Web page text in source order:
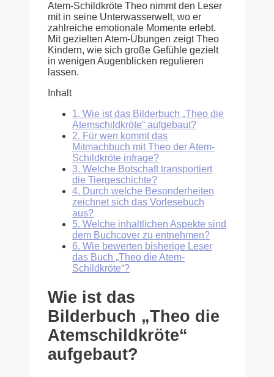
Atem-Schildkröte Theo nimmt den Leser
mit in seine Unterwasserwelt, wo er
zahlreiche emotionale Momente erlebt.
Mit gezielten Atem-Übungen zeigt Theo
Kindern, wie sich große Gefühle gezielt
in wenigen Augenblicken regulieren
lassen.
Inhalt
1. Wie ist das Bilderbuch „Theo die
Atemschildkröte“ aufgebaut?
2. Für wen kommt das
Mitmachbuch mit Theo der Atem-
Schildkröte infrage?
3. Welche Botschaft transportiert
die Tiergeschichte?
4. Durch welche Besonderheiten
zeichnet sich das Vorlesebuch
aus?
5. Welche inhaltlichen Aspekte sind
dem Buchcover zu entnehmen?
6. Wie bewerten bisherige Leser
das Buch „Theo die Atem-
Schildkröte“?
Wie ist das
Bilderbuch „Theo die
Atemschildkröte“
aufgebaut?